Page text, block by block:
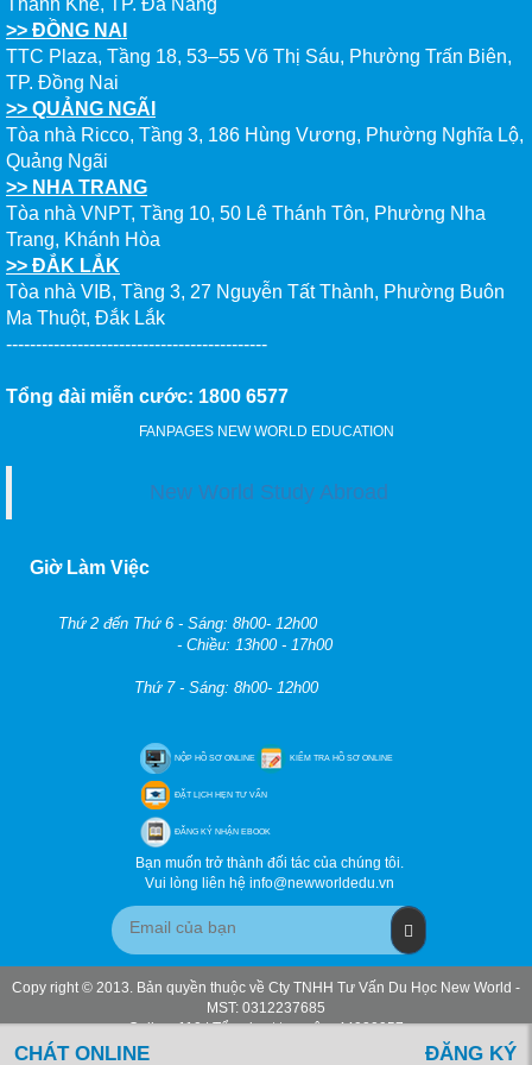
>> ĐỒNG NAI
TTC Plaza, Tầng 18, 53–55 Võ Thị Sáu, Phường Trấn Biên,
TP. Đồng Nai
>> QUẢNG NGÃI
Tòa nhà Ricco, Tầng 3, 186 Hùng Vương, Phường Nghĩa Lộ,
Quảng Ngãi
>> NHA TRANG
Tòa nhà VNPT, Tầng 10, 50 Lê Thánh Tôn, Phường Nha
Trang, Khánh Hòa
>> ĐẮK LẮK
Tòa nhà VIB, Tầng 3, 27 Nguyễn Tất Thành, Phường Buôn
Ma Thuột, Đắk Lắk
Tổng đài miễn cước: 1800 6577
FANPAGES NEW WORLD EDUCATION
New World Study Abroad
Giờ Làm Việc
Thứ 2 đến Thứ 6 - Sáng: 8h00- 12h00
- Chiều: 13h00 - 17h00
Thứ 7 - Sáng: 8h00- 12h00
NỘP HỒ SƠ ONLINE KIỂM TRA HỒ SƠ ONLINE
ĐẶT LỊCH HẸN TƯ VẤN
ĐĂNG KÝ NHẬN EBOOK
Bạn muốn trở thành đối tác của chúng tôi.
Vui lòng liên hệ info@newworldedu.vn
Copy right © 2013. Bản quyền thuộc về Cty TNHH Tư Vấn Du Học New World -
MST: 0312237685
Online: 110 | Tổng lượt truy cập: 44920957
ĐĂNG KÝ
CHÁT ONLINE